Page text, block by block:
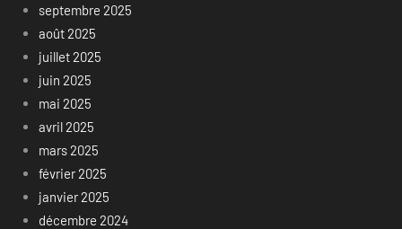
septembre 2025
août 2025
juillet 2025
juin 2025
mai 2025
avril 2025
mars 2025
février 2025
janvier 2025
décembre 2024